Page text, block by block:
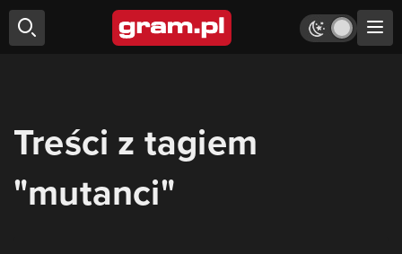
Treści z tagiem
"mutanci"